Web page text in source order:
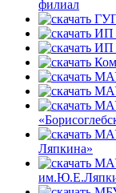
филиал
ИП
ИП
Ляпкина»